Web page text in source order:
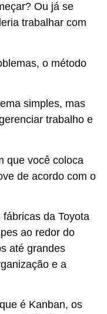
Ou já se
trabalhar com
o método
simples, mas
trabalho e
que você coloca
de acordo com o
da Toyota
ao redor do
até grandes
e a
é Kanban, os